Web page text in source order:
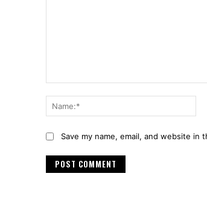
Save my name, email, and website